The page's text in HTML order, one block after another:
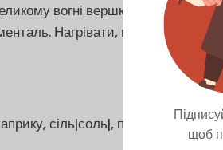
вогні вершки (не
Нагрівати, помішуючи,
сіль|соль|, перемішати.щоб